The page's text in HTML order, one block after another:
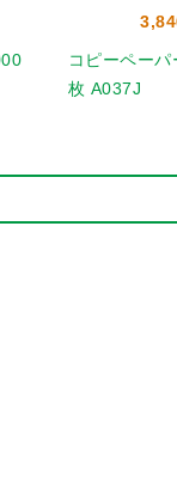
コピーペー
枚 A037J